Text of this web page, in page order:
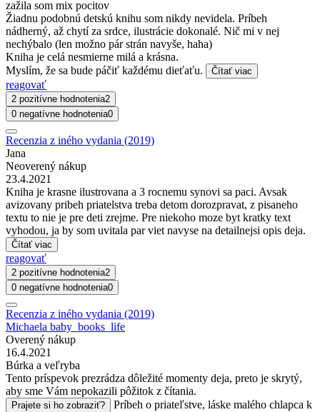
zažila som mix pocitov
Žiadnu podobnú detskú knihu som nikdy nevidela. Príbeh
nádherný, až chytí za srdce, ilustrácie dokonalé. Nič mi v nej
nechýbalo (len možno pár strán navyše, haha)
Kniha je celá nesmierne milá a krásna.
Myslím, že sa bude páčiť každému dieťaťu.
Čítať viac
reagovať
2 pozitívne hodnotenia2
0 negatívne hodnotenia0
Recenzia z iného vydania (2019)
Jana
Neoverený nákup
23.4.2021
Kniha je krasne ilustrovana a 3 rocnemu synovi sa paci. Avsak
avizovany pribeh priatelstva treba detom dorozpravat, z pisaneho
textu to nie je pre deti zrejme. Pre niekoho moze byt kratky text
vyhodou, ja by som uvitala par viet navyse na detailnejsi opis deja.
Čítať viac
reagovať
2 pozitívne hodnotenia2
0 negatívne hodnotenia0
Recenzia z iného vydania (2019)
Michaela baby_books_life
Overený nákup
16.4.2021
Búrka a veľryba
Tento príspevok prezrádza dôležité momenty deja, preto je skrytý,
aby sme Vám nepokazili pôžitok z čítania.
Prajete si ho zobraziť?
Príbeh o priateľstve, láske malého chlapca k